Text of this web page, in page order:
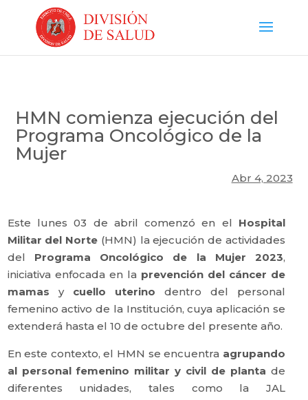
HMN comienza ejecución del
Programa Oncológico de la
Mujer
Abr 4, 2023
Este lunes 03 de abril comenzó en el Hospital
Militar del Norte (HMN) la ejecución de actividades
del Programa Oncológico de la Mujer 2023,
iniciativa enfocada en la prevención del cáncer de
mamas y cuello uterino dentro del personal
femenino activo de la Institución, cuya aplicación se
extenderá hasta el 10 de octubre del presente año.
En este contexto, el HMN se encuentra agrupando
al personal femenino militar y civil de planta de
diferentes unidades, tales como la JAL